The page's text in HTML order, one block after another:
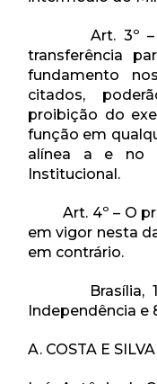
Art. 3º – A
transferência
fundamento
citados,
proibição do
função em
alínea a e no
Institucional.
Art. 4º – O
em vigor nesta
em contrário.
Brasília, 16
Independência e
A. COSTA E SILVA